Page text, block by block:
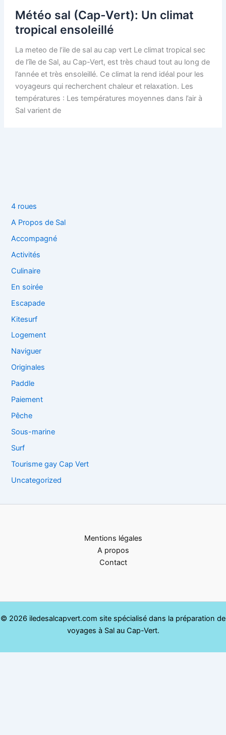
Météo sal (Cap-Vert): Un climat
tropical ensoleillé
La meteo de l’ile de sal au cap vert Le climat tropical sec
de l’île de Sal, au Cap-Vert, est très chaud tout au long de
l’année et très ensoleillé. Ce climat la rend idéal pour les
voyageurs qui recherchent chaleur et relaxation. Les
températures : Les températures moyennes dans l’air à
Sal varient de
4 roues
A Propos de Sal
Accompagné
Activités
Culinaire
En soirée
Escapade
Kitesurf
Logement
Naviguer
Originales
Paddle
Paiement
Pêche
Sous-marine
Surf
Tourisme gay Cap Vert
Uncategorized
Mentions légales
A propos
Contact
© 2026 iledesalcapvert.com site spécialisé dans la préparation de
voyages à Sal au Cap-Vert.